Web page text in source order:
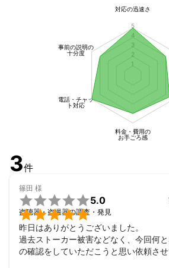
数多くのご依頼者様とお話させて頂き、
調査は様々な事象が絡み、人それぞれ内容
詳しくお話をお伺いすることで無駄なコ
たりすることもありますので、まずはカ
打ち合わせさせて頂ければと存じます。
カウンセリングは無料ですのでその上で
ん。本当にお気軽な気持ちでご相談くだ
経験豊富なスタッフが少しでもお力にな
象が絡み、人それぞれ内容がまったく異な
詳しくお話をお伺いすることで無駄なコ
るご提案が可能な場合もありますので、
で詳しく打ち合わせさせて頂ければと存
カウンセリングは無料ですのでその上で
ん。本当にお気軽な気持ちでご相談くださ
経験豊富なスタッフが少しでもお力にな
サポート致します。
対応の迅速さ
料金・費用の
お手ごろ感
電話・チャッ
ト対応
事前の説明の
十分度
1
2
3
4
5
3件
篠田 様


5.0
盗聴器・盗撮器の調査・発見
昨日はありがとうございました。
過去ストーカー被害などなく、今回何
の確認をしていただこうと思い依頼さ